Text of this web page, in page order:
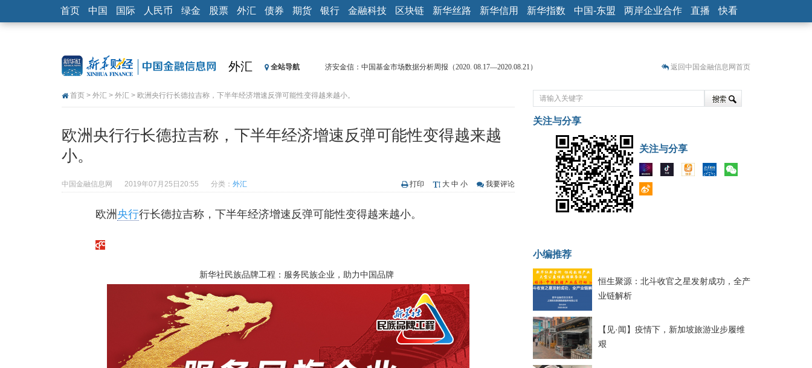
首页 中国 国际 人民币 绿金 股票 外汇 债券 期货 银行 金融科技 区块链 新华丝路 新华信用 新华指数 中国-东盟 两岸企业合作 直播 快看
外汇 全站导航
济安金信：中国基金市场数据分析周报（2020. 08.17—2020.08.21）
记者手记：疫情下的香港零售业如何浴火重生？
济安金信：中国基金市场数据分析周报（2020. 07.27—2020.07.31）
【新华财经调查】同业存单、结构性存款玩起“跷跷板” 结构性失衡藏
沥青期货连续两日涨逾3% 沪银及两粕涨势喜人
恒生聚源：北斗收官之星发射成功，全产业链解析
返回中国金融信息网首页
首页 > 外汇 > 外汇 > 欧洲央行行长德拉吉称，下半年经济增速反弹可能性变得越来越小。
欧洲央行行长德拉吉称，下半年经济增速反弹可能性变得越来越
小。
中国金融信息网 2019年07月25日20:55 分类： 外汇 打印 大 中 小 我要评论
欧洲央行行长德拉吉称，下半年经济增速反弹可能性变得越来越小。
新华社民族品牌工程：服务民族企业，助力中国品牌
关注与分享
关注与分享
小编推荐
恒生聚源：北斗收官之星发射成功，全产
业链解析
【见·闻】疫情下，新加坡旅游业步履维
艰